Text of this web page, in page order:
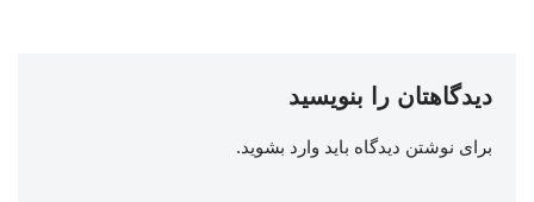
دیدگاهتان را بنویسید
برای نوشتن دیدگاه باید وارد بشوید.